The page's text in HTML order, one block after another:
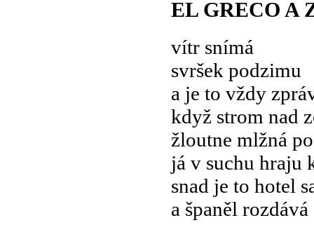
EL GRECO A
vítr snímá
svršek podzimu
a je to vždy
když strom nad
žloutne mlžná
já v suchu hraju
snad je to hotel
a španěl rozdává